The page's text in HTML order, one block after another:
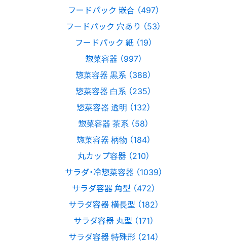
フードパック 嵌合 （497）
フードパック 穴あり （53）
フードパック 紙 （19）
惣菜容器 （997）
惣菜容器 黒系 （388）
惣菜容器 白系 （235）
惣菜容器 透明 （132）
惣菜容器 茶系 （58）
惣菜容器 柄物 （184）
丸カップ容器 （210）
サラダ・冷惣菜容器 （1039）
サラダ容器 角型 （472）
サラダ容器 横長型 （182）
サラダ容器 丸型 （171）
サラダ容器 特殊形 （214）